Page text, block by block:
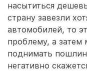
насытиться
страну завезли
автомобилей, то
проблему, а
поднимать
негативно